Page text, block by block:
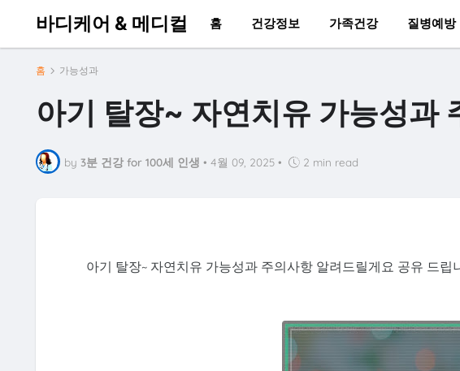
바디케어 & 메디컬 홈 건강정보 가족건강 질병예방
홈 가능성과
아기 탈장~ 자연치유 가능성과
by 3분 건강 for 100세 인생 • 4월 09, 2025 • 2 min read
아기 탈장~ 자연치유 가능성과 주의사항 알려드릴게요 공유 드립